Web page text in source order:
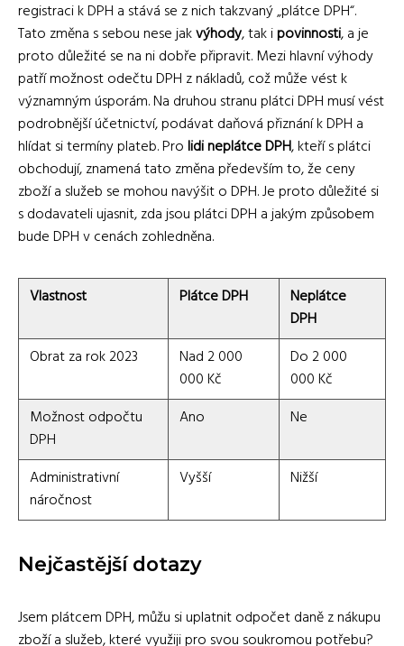
registraci k DPH a stává se z nich takzvaný „plátce DPH“.
Tato změna s sebou nese jakvýhody, tak ipovinnosti, a je
proto důležité se na ni dobře připravit. Mezi hlavní výhody
patří možnost odečtu DPH z nákladů, což může vést k
významným úsporám. Na druhou stranu plátci DPH musí vést
podrobnější účetnictví, podávat daňová přiznání k DPH a
hlídat si termíny plateb. Prolidi neplátce DPH, kteří s plátci
obchodují, znamená tato změna především to, že ceny
zboží a služeb se mohou navýšit o DPH. Je proto důležité si
s dodavateli ujasnit, zda jsou plátci DPH a jakým způsobem
bude DPH v cenách zohledněna.
Vlastnost Plátce DPH
Neplátce
DPH
Obrat za rok 2023
Nad 2 000
000 Kč
Do 2 000
000 Kč
Možnost odpočtu
DPH
Ano Ne
Administrativní
náročnost
Vyšší Nižší
Nejčastější dotazy
Jsem plátcem DPH, můžu si uplatnit odpočet daně z nákupu
zboží a služeb, které využiji pro svou soukromou potřebu?